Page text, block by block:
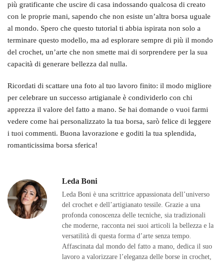
più gratificante che uscire di casa indossando qualcosa di creato
con le proprie mani, sapendo che non esiste un’altra borsa uguale
al mondo. Spero che questo tutorial ti abbia ispirata non solo a
terminare questo modello, ma ad esplorare sempre di più il mondo
del crochet, un’arte che non smette mai di sorprendere per la sua
capacità di generare bellezza dal nulla.
Ricordati di scattare una foto al tuo lavoro finito: il modo migliore
per celebrare un successo artigianale è condividerlo con chi
apprezza il valore del fatto a mano. Se hai domande o vuoi farmi
vedere come hai personalizzato la tua borsa, sarò felice di leggere
i tuoi commenti. Buona lavorazione e goditi la tua splendida,
romanticissima borsa sferica!
Leda Boni
Leda Boni è una scrittrice appassionata dell’universo
del crochet e dell’artigianato tessile. Grazie a una
profonda conoscenza delle tecniche, sia tradizionali
che moderne, racconta nei suoi articoli la bellezza e la
versatilità di questa forma d’arte senza tempo.
Affascinata dal mondo del fatto a mano, dedica il suo
lavoro a valorizzare l’eleganza delle borse in crochet,